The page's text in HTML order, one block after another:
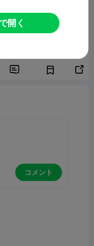
 
コメント
開く